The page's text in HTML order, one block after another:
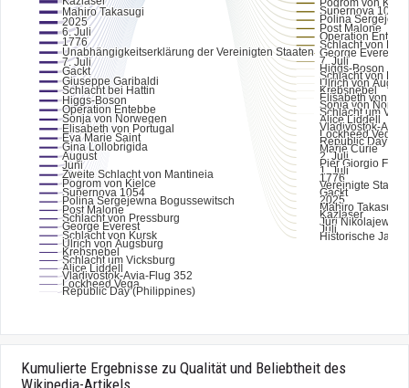
Kumulierte Ergebnisse zu Qualität und Beliebtheit des